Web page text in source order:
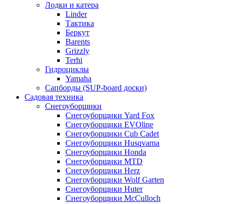
Лодки и катера
Linder
Тактика
Беркут
Barents
Grizzly
Terhi
Гидроциклы
Yamaha
Сапборды (SUP-board доски)
Садовая техника
Снегоуборщики
Снегоуборщики Yard Fox
Снегоуборщики EVOline
Снегоуборщики Cub Cadet
Снегоуборщики Husqvarna
Снегоуборщики Honda
Снегоуборщики MTD
Снегоуборщики Herz
Снегоуборщики Wolf Garten
Снегоуборщики Huter
Снегоуборщики McCulloch